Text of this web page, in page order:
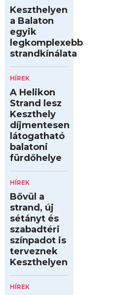
Keszthelyen
a Balaton
egyik
legkomplexebb
strandkínálata
HÍREK
A Helikon
Strand lesz
Keszthely
díjmentesen
látogatható
balatoni
fürdőhelye
HÍREK
Bővül a
strand, új
sétányt és
szabadtéri
színpadot is
terveznek
Keszthelyen
HÍREK